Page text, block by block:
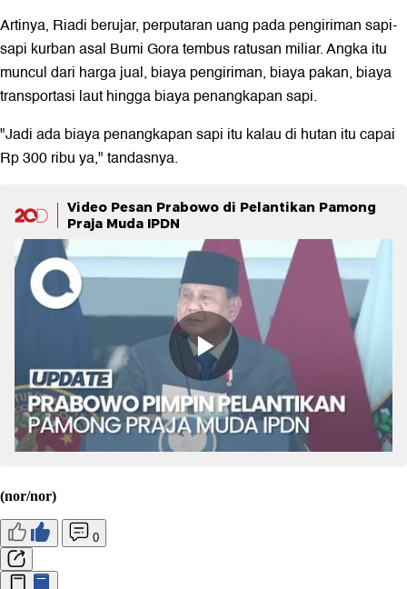
Artinya, Riadi berujar, perputaran uang pada pengiriman sapi-
sapi kurban asal Bumi Gora tembus ratusan miliar. Angka itu
muncul dari harga jual, biaya pengiriman, biaya pakan, biaya
transportasi laut hingga biaya penangkapan sapi.
"Jadi ada biaya penangkapan sapi itu kalau di hutan itu capai
Rp 300 ribu ya," tandasnya.
Video Pesan Prabowo di Pelantikan Pamong
Praja Muda IPDN
(nor/nor)
0